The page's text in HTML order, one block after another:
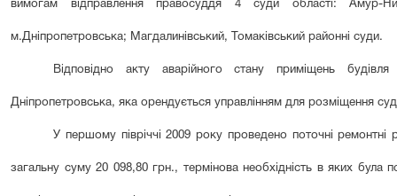
вимогам відправлення правосуддя 4 суди області: Амур-
м.Дніпропетровська; Магдалинівський, Томаківський районні суди.
Відповідно акту аварійного стану приміщень
Дніпропетровська, яка орендується управлінням для розміщення
У першому півріччі 2009 року проведено поточні
загальну суму 20 098,80 грн., термінова необхідність в яких була